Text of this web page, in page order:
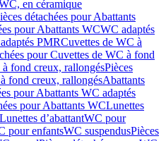
en céramique
détachées pour Abattants
pour Abattants WCWC adaptés
PMRCuvettes de WC à
pour Cuvettes de WC à fond
fond creux, rallongésPièces
fond creux, rallongésAbattants
pour Abattants WC adaptés
pour Abattants WCLunettes
d’abattantWC pour
pour enfantsWC suspendusPièces